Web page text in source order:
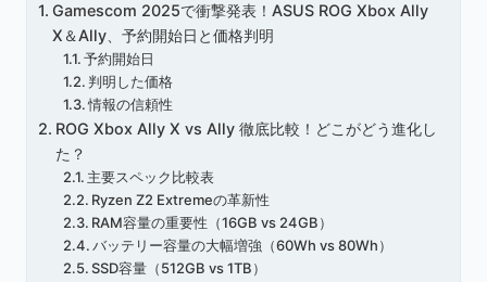
Gamescom 2025で衝撃発表！ASUS ROG Xbox Ally
X＆Ally、予約開始日と価格判明
予約開始日
判明した価格
情報の信頼性
ROG Xbox Ally X vs Ally 徹底比較！どこがどう進化し
た？
主要スペック比較表
Ryzen Z2 Extremeの革新性
RAM容量の重要性（16GB vs 24GB）
バッテリー容量の大幅増強（60Wh vs 80Wh）
SSD容量（512GB vs 1TB）